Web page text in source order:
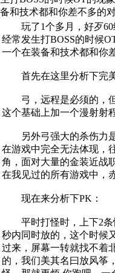
备和技术都和你差不多的
玩了1个多月，好歹60
经常发生打BOSS的时候
一个在装备和技术都和你
首先在这里分析下完美
弓，远程是必须的，但
这个基础上加一个漫射射
另外弓强大的杀伤力是
在游戏中完全无法体现，
角，面对大量的金装近战
在我见过的所有游戏中，
现在来分析下PK：
平时打怪时，上下2条快
秒内同时放的，这个时候
过来，屏幕一转就找不着
的，我们美其名曰放风筝